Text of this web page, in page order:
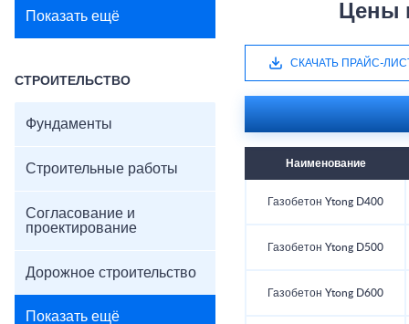
Показать ещё
СТРОИТЕЛЬСТВО
Фундаменты
Строительные работы
Согласование и
проектирование
Дорожное строительство
Показать ещё
Цены
СКАЧАТЬ ПРАЙС-
Наименование
Газобетон Ytong D400
Газобетон Ytong D500
Газобетон Ytong D600